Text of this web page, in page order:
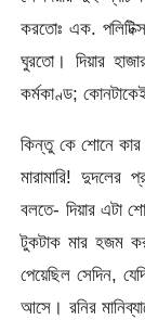
করতোঃ এক.
ঘুরতো। দিয়ার
কর্মকাণ্ড;
কিন্তু কে শোনে
মারামারি! দুদলের
বলতে- দিয়ার এটা
টুকটাক মার হজম
পেয়েছিল সেদিন,
আসে। রনির